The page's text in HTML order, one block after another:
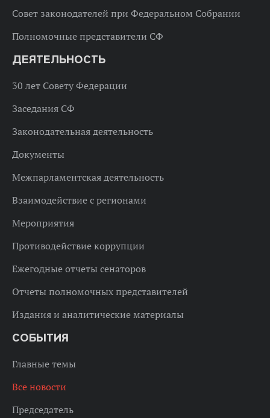
Совет законодателей при Федеральном Собрании
Полномочные представители СФ
ДЕЯТЕЛЬНОСТЬ
30 лет Совету Федерации
Заседания СФ
Законодательная деятельность
Документы
Межпарламентская деятельность
Взаимодействие с регионами
Мероприятия
Противодействие коррупции
Ежегодные отчеты сенаторов
Отчеты полномочных представителей
Издания и аналитические материалы
СОБЫТИЯ
Главные темы
Все новости
Председатель